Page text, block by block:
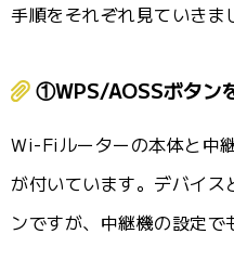
手順をそれぞれ見ていきま
①WPS/AOSSボタン
Wi-Fiルーターの本体と中
が付いています。デバイ
ンですが、中継機の設定で